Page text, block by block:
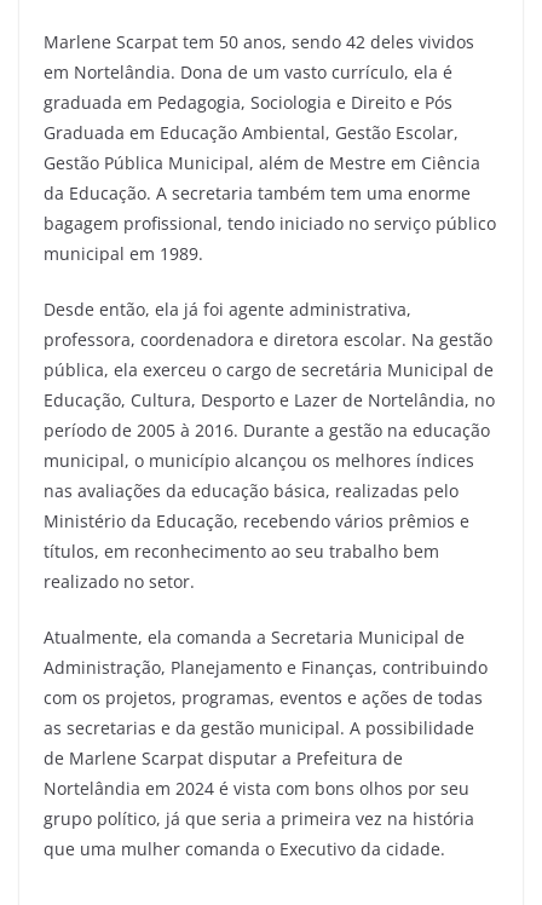
Marlene Scarpat tem 50 anos, sendo 42 deles vividos
em Nortelândia. Dona de um vasto currículo, ela é
graduada em Pedagogia, Sociologia e Direito e Pós
Graduada em Educação Ambiental, Gestão Escolar,
Gestão Pública Municipal, além de Mestre em Ciência
da Educação. A secretaria também tem uma enorme
bagagem profissional, tendo iniciado no serviço público
municipal em 1989.
Desde então, ela já foi agente administrativa,
professora, coordenadora e diretora escolar. Na gestão
pública, ela exerceu o cargo de secretária Municipal de
Educação, Cultura, Desporto e Lazer de Nortelândia, no
período de 2005 à 2016. Durante a gestão na educação
municipal, o município alcançou os melhores índices
nas avaliações da educação básica, realizadas pelo
Ministério da Educação, recebendo vários prêmios e
títulos, em reconhecimento ao seu trabalho bem
realizado no setor.
Atualmente, ela comanda a Secretaria Municipal de
Administração, Planejamento e Finanças, contribuindo
com os projetos, programas, eventos e ações de todas
as secretarias e da gestão municipal. A possibilidade
de Marlene Scarpat disputar a Prefeitura de
Nortelândia em 2024 é vista com bons olhos por seu
grupo político, já que seria a primeira vez na história
que uma mulher comanda o Executivo da cidade.